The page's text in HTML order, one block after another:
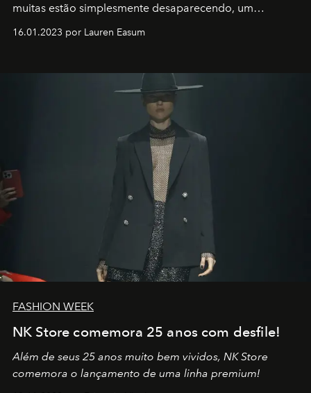
muitas estão simplesmente desaparecendo, um
transportador AMTD abrindo caminho para muitos
por propósitos, com um claro senso de missão na vida e
16.01.2023 por Lauren Easum
FASHION WEEK
NK Store comemora 25 anos com desfile!
Além de seus 25 anos muito bem vividos, NK Store
comemora o lançamento de uma linha premium!